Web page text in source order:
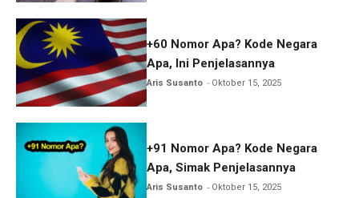
+60 Nomor Apa? Kode Negara
Apa, Ini Penjelasannya
Aris Susanto Oktober 15, 2025
+91 Nomor Apa? Kode Negara
Apa, Simak Penjelasannya
Aris Susanto Oktober 15, 2025